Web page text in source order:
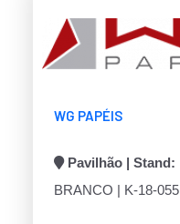
WG PAPÉIS
Pavilhão | Stand:
BRANCO | K-18-055